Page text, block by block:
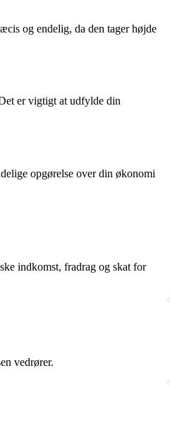
og endelig, da den tager højde
er vigtigt at udfylde din
opgørelse over din økonomi
indkomst, fradrag og skat for
vedrører.